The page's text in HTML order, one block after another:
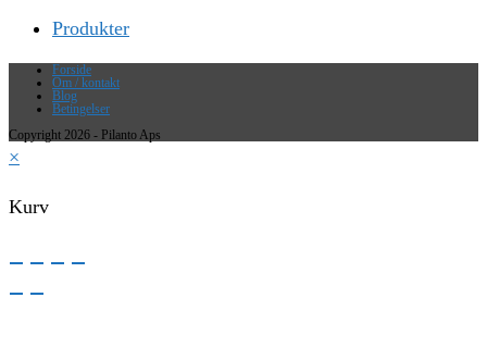
Produkter
Forside
Om / kontakt
Blog
Betingelser
Copyright 2026 - Pilanto Aps
×
Kurv